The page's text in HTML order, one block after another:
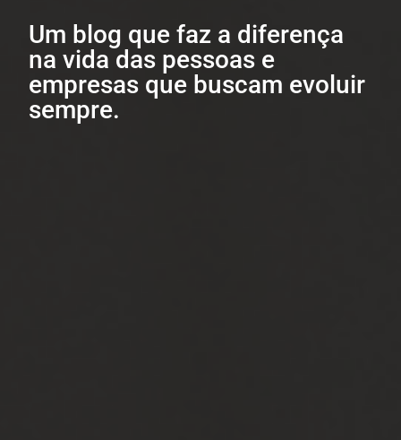
Um blog que faz a diferença
na vida das pessoas e
empresas que buscam evoluir
sempre.